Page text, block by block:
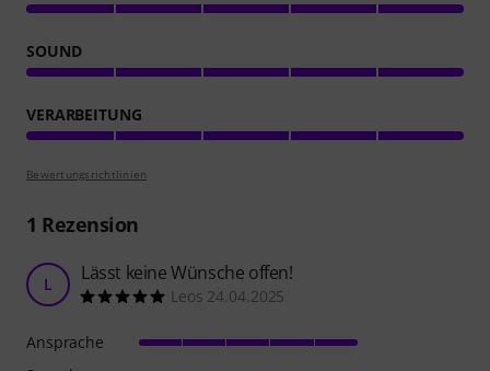
SOUND
VERARBEITUNG
Bewertungsrichtlinien
1 Rezension
L Lässt keine Wünsche offen!
Leos 24.04.2025
Ansprache